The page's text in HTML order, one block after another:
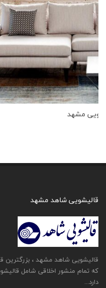
خدمات موکت شویی در
قالیشویی شاهد مشهد
قالیشویی شاهد مشهد ، بزرگترین
که تمام منشور اخلاقی شامل
دارد...